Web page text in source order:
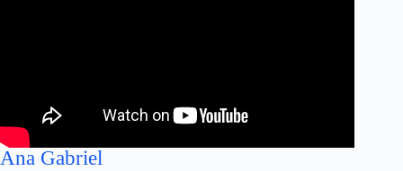
Ana Gabriel